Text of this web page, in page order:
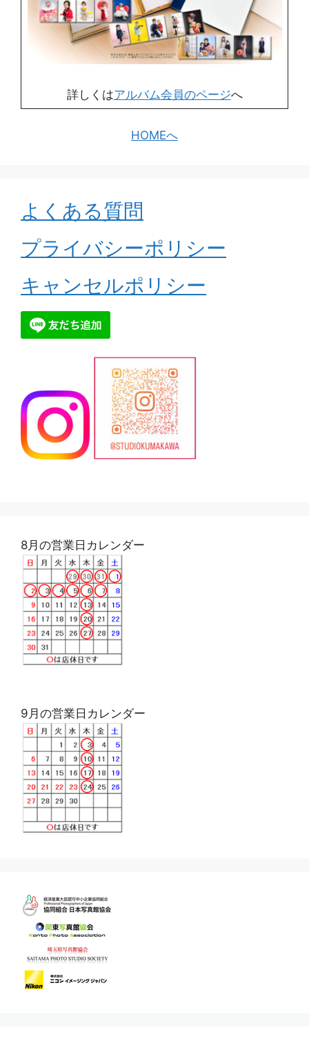
詳しくはアルバム会員のページへ
HOMEへ
よくある質問
プライバシーポリシー
キャンセルポリシー
8月の営業日カレンダー
9月の営業日カレンダー